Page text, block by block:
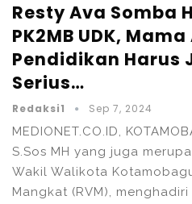
Resty Ava Somba
PK2MB UDK,
Pendidikan Harus
Serius…
Redaksi1 Sep 7, 2024
MEDIONET.CO.ID,
S.Sos MH yang juga
Wakil Walikota
Mangkat (RVM), menghadiri